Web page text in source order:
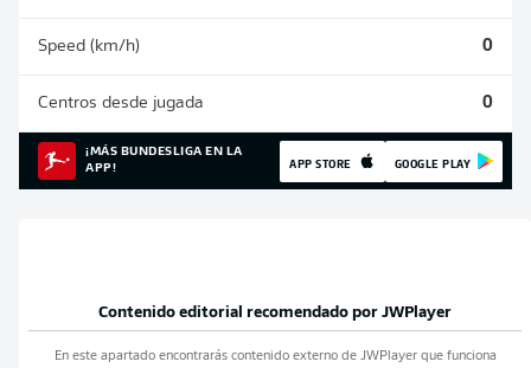
Speed (km/h) 0
Centros desde jugada 0
¡MÁS BUNDESLIGA EN LA
APP!
APP STORE GOOGLE PLAY
Contenido editorial recomendado por JWPlayer
En este apartado encontrarás contenido externo de JWPlayerque funciona